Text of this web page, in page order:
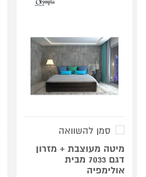
סמן להשוואה
מיטה מעוצבת + מזרון
דגם 7033 מבית
אולימפיה